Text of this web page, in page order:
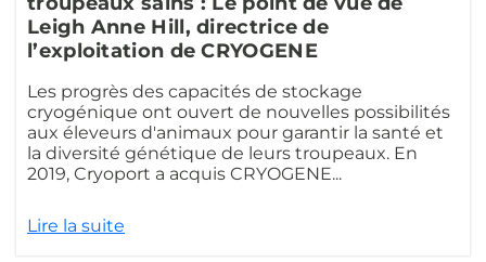
Leigh Anne Hill, directrice de
l’exploitation de CRYOGENE
Les progrès des capacités de stockage
cryogénique ont ouvert de nouvelles possibilités
aux éleveurs d'animaux pour garantir la santé et
la diversité génétique de leurs troupeaux. En
2019, Cryoport a acquis CRYOGENE...
Lire la suite